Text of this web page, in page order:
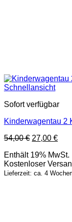
Schnellansicht
Sofort verfügbar
Kinderwagentau 2
54,00€
war:
54,00 €
27,00 €
ist:
Enthält 19% MwSt.
Kostenloser
Lieferzeit: ca. 4